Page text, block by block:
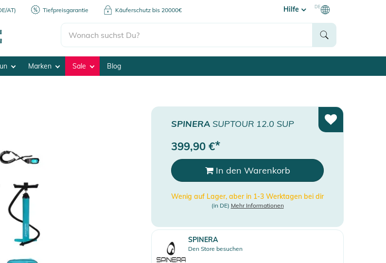
AT) Tiefpreisgarantie Käuferschutz bis 20000€ Hilfe DE
Marken Sale Blog
SPINERA SUPTOUR 12.0 SUP
399,90 €*
In den Warenkorb
Wenig auf Lager, aber in 1-3 Werktagen bei dir
(in DE) Mehr Informationen
SPINERA
Den Store besuchen